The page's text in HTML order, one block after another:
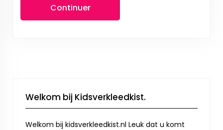
Continuer
Welkom bij Kidsverkleedkist.
Welkom bij kidsverkleedkist.nl Leuk dat u komt